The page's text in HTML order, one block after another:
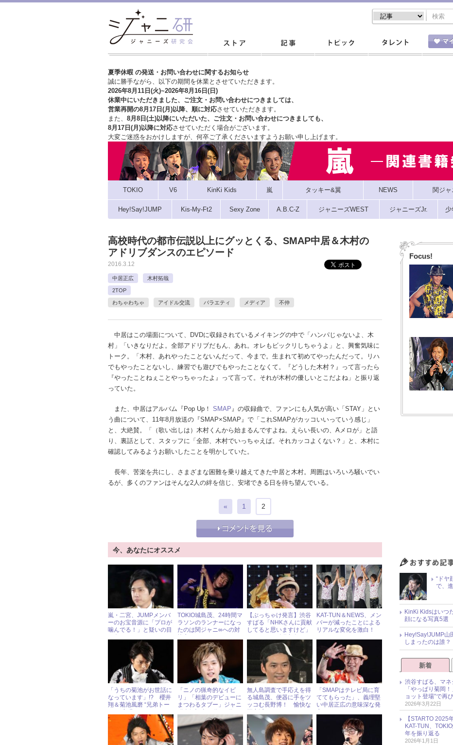
夏季休暇 の発送・お問い合わせに関するお知らせ
誠に勝手ながら、以下の期間を休業とさせていただきます。
2026年8月11日(火)~2026年8月16日(日)
休業中にいただきました、ご注文・お問い合わせにつきましては、
営業再開の8月17日(月)以降、順に対応させていただきます。
また、 8月8日(土)以降にいただいた、ご注文・ お問い合わせにつきましても、
8月17日(月)以降に対応させていただく場合がございます。
大変ご迷惑をおかけしますが、 何卒ご了承くださいますようお願い申し上げます。
TOKIO V6 KinKi Kids 嵐 タッキー&翼 NEWS 関ジ
Hey!Say!JUMP Kis-My-Ft2 Sexy Zone A.B.C-Z ジャニーズWEST ジャニーズJr. 少
高校時代の都市伝説以上にグッとくる、SMAP中居＆木村の
アドリブダンスのエピソード
2016.3.12
中居正広 木村拓哉
2TOP
わちゃわちゃ アイドル交流 バラエティ メディア 不仲
中居はこの場面について、DVDに収録されているメイキングの中で「ハンパじゃないよ、木
村」「いきなりだよ。全部アドリブだもん、あれ。オレもビックリしちゃうよ」と、興奮気味に
トーク。「木村、あれやったことないんだって、今まで。生まれて初めてやったんだって。リハ
でもやったことないし、練習でも遊びでもやったことなくて。『どうした木村？』って言ったら
『やったことねぇことやっちゃったよ』って言って。それが木村の優しいとこだよね」と振り返
っていた。
また、中居はアルバム『Pop Up！ SMAP』の収録曲で、ファンにも人気が高い「STAY」とい
う曲について、11年8月放送の『SMAP×SMAP』で「これSMAPがカッコいいっていう感じ」
と、大絶賛。「（歌い出しは）木村くんから始まるんですよね。えらい長いの、Aメロが」と語
り、裏話として、スタッフに「全部、木村でいっちゃえば。それカッコよくない？」と、木村に
確認してみるようお願いしたことを明かしていた。
長年、苦楽を共にし、さまざまな困難を乗り越えてきた中居と木村。周囲はいろいろ騒いでい
るが、多くのファンはそんな2人の絆を信じ、安堵できる日を待ち望んでいる。
« 1 2
今、あなたにオススメ
嵐・二宮、JUMPメンバ
ーのお宝音源に「プロが
噛んでる！」と疑いの目
TOKIO城島茂、24時間マ
ラソンのランナーになっ
たのは関ジャニ∞への対
【ぶっちゃけ発言】渋谷
すばる「NHKさんに貢献
してると思いますけど」
KAT-TUN＆NEWS、メン
バーが減ったことによる
リアルな変化を激白！
「うちの菊池がお世話に
なっています」!? 櫻井
翔＆菊池風磨 “兄弟トー
「ニノの猟奇的なイビ
リ」「相葉のデビューに
まつわるタブー」ジャニ
無人島調査で手応えを得
る城島茂、便器に手をツ
ッコむ長野博！ 愉快な
「SMAPはテレビ局に育
ててもらった」、義理堅
い中居正広の意味深な発
Focus!
“ドヤ
で、
KinKi Kidsはい
顔になる写真5選
Hey!Say!JUMP山
しまったのは誰？
新着
渋谷すばる、マ
「やっぱり菊岡
ョット登場”で再
2026年3月22日
【STARTO 2025
KAT-TUN、
年を振り返る
2026年1月1日